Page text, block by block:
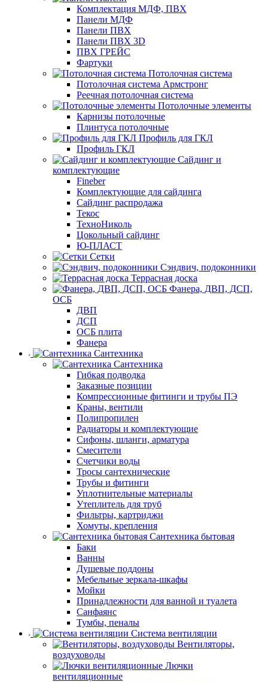
Комплектация МДФ, ПВХ
Панели МДФ
Панели ПВХ
Панели ПВХ 3D
ПВХ ГРЕЙС
Фартуки
Потолочная система
Потолочная система Армстронг
Реечная потолочная система
Потолочные элементы
Карнизы потолочные
Плинтуса потолочные
Профиль для ГКЛ
Профиль ГКЛ
Сайдинг и
комплектующие
Fineber
Комплектующие для сайдинга
Сайдинг распродажа
Текос
ТехноНиколь
Цокольный сайдинг
Ю-ПЛАСТ
Сетки
Сэндвич, подоконники
Террасная доска
Фанера, ДВП, ДСП,
ОСБ
ДВП
ДСП
ОСБ плита
Фанера
Сантехника
Сантехника
Гибкая подводка
Заказные позиции
Компрессионные фитинги и трубы ПЭ
Краны, вентили
Полипропилен
Радиаторы и комплектующие
Сифоны, шланги, арматура
Смесители
Счетчики воды
Тросы сантехнические
Трубы и фитинги
Уплотнительные материалы
Утеплитель для труб
Фильтры, картриджи
Хомуты, крепления
Сантехника бытовая
Баки
Ванны
Душевые поддоны
Мебельные зеркала-шкафы
Мойки
Принадлежности для ванной и туалета
Санфаянс
Тумбы, пеналы
Система вентиляции
Вентиляторы,
воздуховоды
Лючки
вентиляционные